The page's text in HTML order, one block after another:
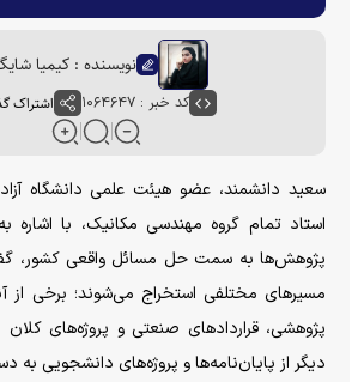
نویسنده : کیمیا
کد خبر : ۱۰۶۴۶۴۷ اشتراک
سعید دانشمند، عضو هیئت علمی دانشگاه
استاد تمام گروه مهندسی مکانیک، با
پژوهش‌ها به سمت حل مسائل واقعی کشور،
مسیر‌های مختلفی استخراج می‌شوند؛ برخی
پژوهشی، قرارداد‌های صنعتی و پروژه‌های
دیگر از پایان‌نامه‌ها و پروژه‌های دانشجویی به